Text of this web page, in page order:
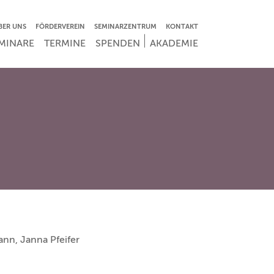
ÜBERSPRINGEN
UNS FÖRDERVEREIN SEMINARZENTRUM KONTAKT
ÜBERSPRINGEN
TERMINE SPENDEN AKADEMIE
Janna Pfeifer